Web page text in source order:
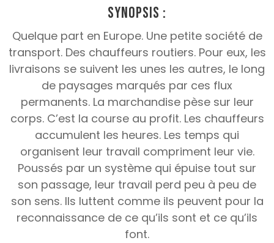
Synopsis :
Quelque part en Europe. Une petite société de
transport. Des chauffeurs routiers. Pour eux, les
livraisons se suivent les unes les autres, le long
de paysages marqués par ces flux
permanents. La marchandise pèse sur leur
corps. C’est la course au profit. Les chauffeurs
accumulent les heures. Les temps qui
organisent leur travail compriment leur vie.
Poussés par un système qui épuise tout sur
son passage, leur travail perd peu à peu de
son sens. Ils luttent comme ils peuvent pour la
reconnaissance de ce qu’ils sont et ce qu’ils
font.